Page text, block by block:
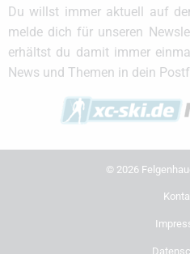
Du willst immer aktuell auf
melde dich für unseren
erhältst du damit immer
News und Themen in dein
© 2026